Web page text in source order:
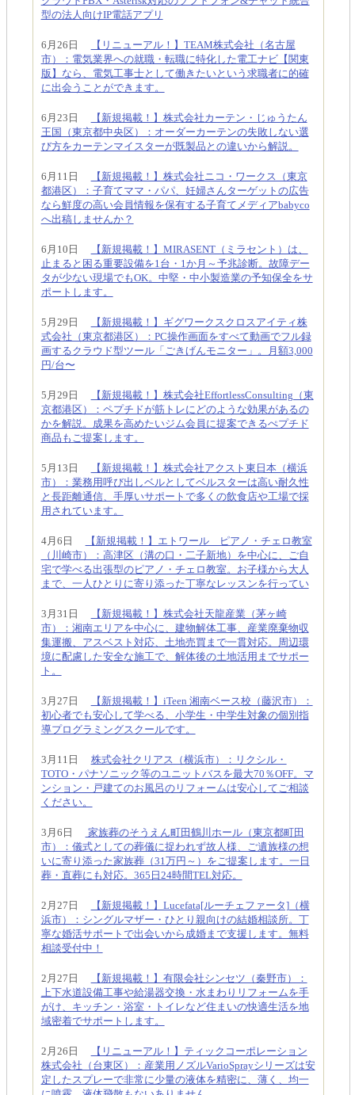
型の法人向けIP電話アプリ
6月26日
【リニューアル！】TEAM株式会社（名古屋
市）：電気業界への就職・転職に特化した電工ナビ【関東
版】なら、電気工事士として働きたいという求職者に的確
に出会うことができます。
6月23日
【新規掲載！】株式会社カーテン・じゅうたん
王国（東京都中央区）：オーダーカーテンの失敗しない選
び方をカーテンマイスターが既製品との違いから解説。
6月11日
【新規掲載！】株式会社ニコ・ワークス（東京
都港区）：子育てママ・パパ、妊婦さんターゲットの広告
なら鮮度の高い会員情報を保有する子育てメディアbabyco
へ出稿しませんか？
6月10日
【新規掲載！】MIRASENT（ミラセント）は、
止まると困る重要設備を1台・1か月～予兆診断。故障デー
タが少ない現場でもOK。中堅・中小製造業の予知保全をサ
ポートします。
5月29日
【新規掲載！】ギグワークスクロスアイティ株
式会社（東京都港区）：PC操作画面をすべて動画でフル録
画するクラウド型ツール「ごきげんモニター」。月額3,000
円/台〜
5月29日
【新規掲載！】株式会社EffortlessConsulting（東
京都港区）：ペプチドが筋トレにどのような効果があるの
かを解説。成果を高めたいジム会員に提案できるぺプチド
商品もご提案します。
5月13日
【新規掲載！】株式会社アクスト東日本（横浜
市）：業務用呼び出しベルとしてベルスターは高い耐久性
と長距離通信、手厚いサポートで多くの飲食店や工場で採
用されています。
4月6日
【新規掲載！】エトワール ピアノ・チェロ教室
（川崎市）：高津区（溝の口・二子新地）を中心に、ご自
宅で学べる出張型のピアノ・チェロ教室。お子様から大人
まで、一人ひとりに寄り添った丁寧なレッスンを行ってい
3月31日
【新規掲載！】株式会社天龍産業（茅ヶ崎
市）：湘南エリアを中心に、建物解体工事、産業廃棄物収
集運搬、アスベスト対応、土地売買まで一貫対応。周辺環
境に配慮した安全な施工で、解体後の土地活用までサポー
ト。
3月27日
【新規掲載！】iTeen 湘南ベース校（藤沢市）：
初心者でも安心して学べる、小学生・中学生対象の個別指
導プログラミングスクールです。
3月11日 株式会社クリアス（横浜市）：リクシル・
TOTO・パナソニック等のユニットバスを最大70％OFF。マ
ンション・戸建てのお風呂のリフォームは安心してご相談
ください。
3月6日
家族葬のそうえん町田鶴川ホール（東京都町田
市）：儀式としての葬儀に捉われず故人様、ご遺族様の想
いに寄り添った家族葬（31万円～）をご提案します。一日
葬・直葬にも対応。365日24時間TEL対応。
2月27日
【新規掲載！】Lucefata[ルーチェファータ]（横
浜市）：シングルマザー・ひとり親向けの結婚相談所。丁
寧な婚活サポートで出会いから成婚まで支援します。無料
相談受付中！
2月27日
【新規掲載！】有限会社シンセツ（秦野市）：
上下水道設備工事や給湯器交換・水まわりリフォームを手
がけ、キッチン・浴室・トイレなど住まいの快適生活を地
域密着でサポートします。
2月26日
【リニューアル！】ティックコーポレーション
株式会社（台東区）：産業用ノズルVarioSprayシリーズは安
定したスプレーで非常に少量の液体を精密に、薄く、均一